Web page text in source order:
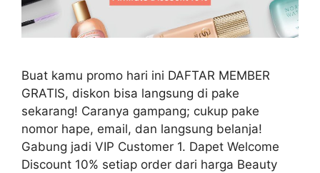
Buat kamu promo hari ini DAFTAR MEMBER
GRATIS, diskon bisa langsung di pake
sekarang! Caranya gampang; cukup pake
nomor hape, email, dan langsung belanja!
Gabung jadi VIP Customer 1. Dapet Welcome
Discount 10% setiap order dari harga Beauty